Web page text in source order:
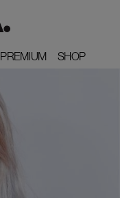
PREMIUM
PREMIUM SHOP
SHOP